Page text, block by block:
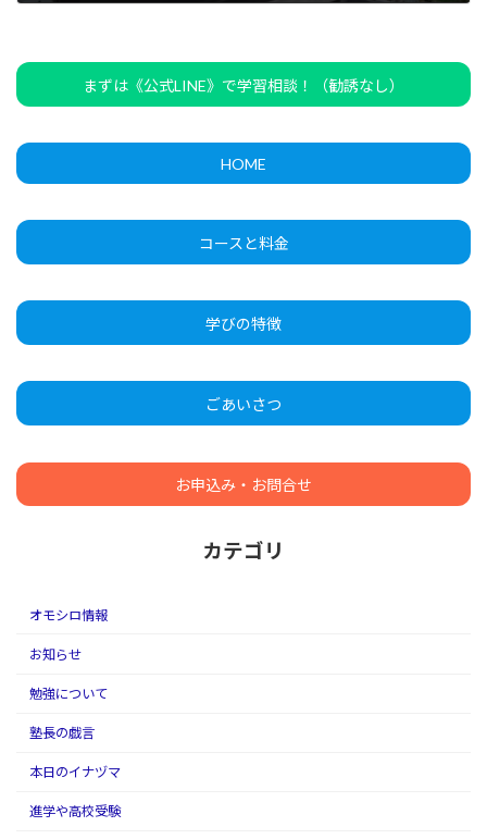
まずは《公式LINE》で学習相談！（勧誘なし）
HOME
コースと料金
学びの特徴
ごあいさつ
お申込み・お問合せ
カテゴリ
オモシロ情報
お知らせ
勉強について
塾長の戯言
本日のイナヅマ
進学や高校受験